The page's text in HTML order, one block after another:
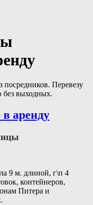
Перевезу
без выходных.
аренду
9 м. длиной, г\п 4
контейнеров,
Питера и